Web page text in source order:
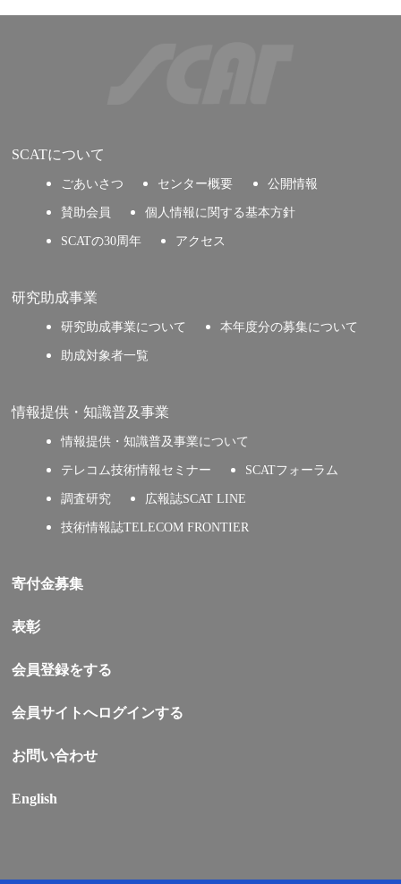
SCATについて
ごあいさつ センター概要
公開情報
賛助会員
個人情報に関する基本方針
SCATの30周年
アクセス
研究助成事業
研究助成事業について
本年度分の募集について
助成対象者一覧
情報提供・知識普及事業
情報提供・知識普及事業について
テレコム技術情報セミナー
SCATフォーラム
調査研究
広報誌SCAT LINE
技術情報誌TELECOM FRONTIER
寄付金募集
表彰
会員登録をする
会員サイトへログインする
お問い合わせ
English